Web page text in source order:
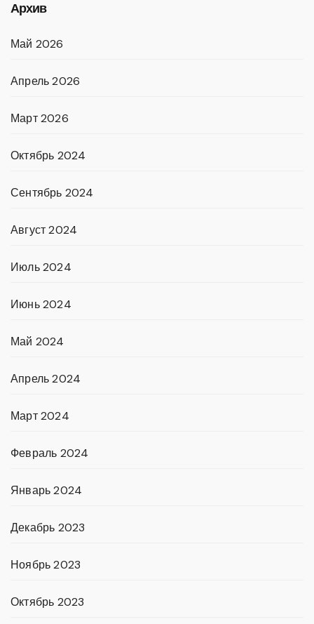
Архив
Май 2026
Апрель 2026
Март 2026
Октябрь 2024
Сентябрь 2024
Август 2024
Июль 2024
Июнь 2024
Май 2024
Апрель 2024
Март 2024
Февраль 2024
Январь 2024
Декабрь 2023
Ноябрь 2023
Октябрь 2023